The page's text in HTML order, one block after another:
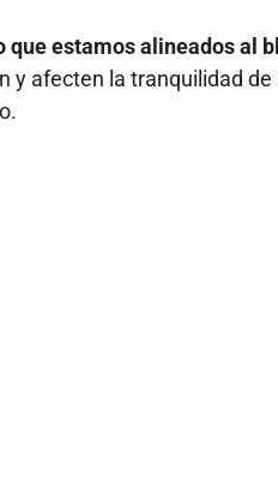
que estamos alineados al
afecten la tranquilidad de